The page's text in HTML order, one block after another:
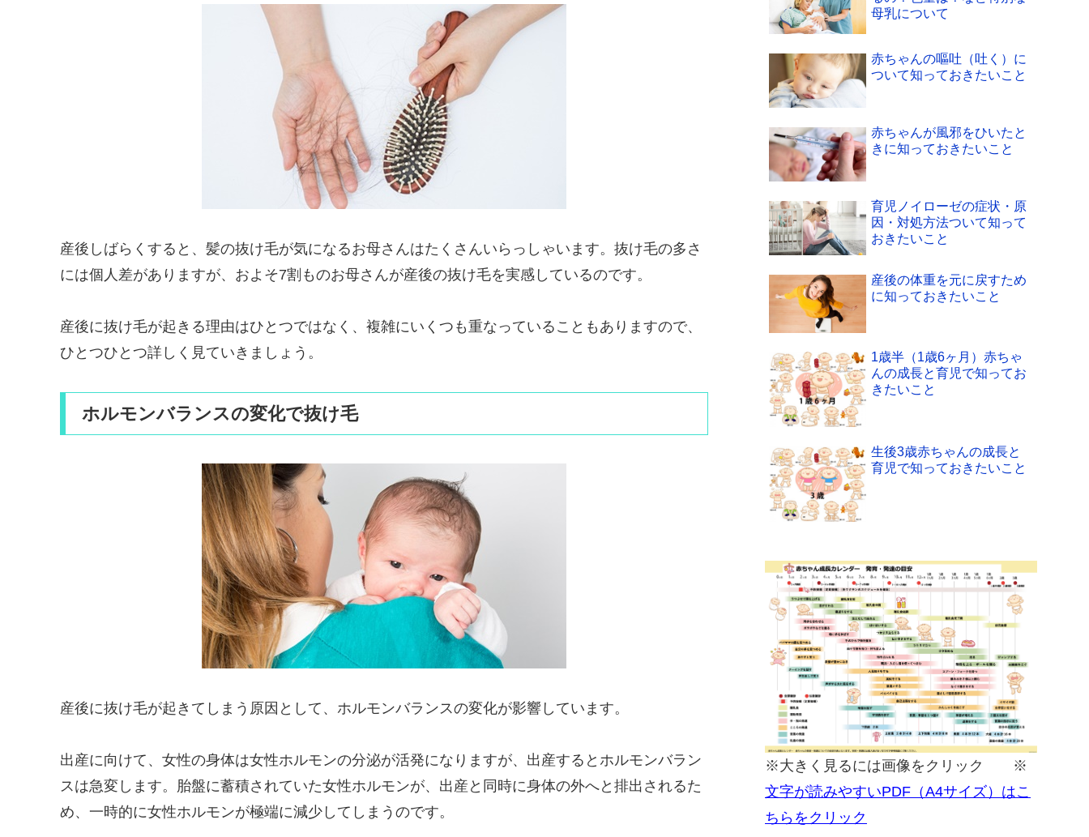
産後しばらくすると、髪の抜け毛が気になるお母さんはたくさんいらっしゃいます。抜け毛の多さ
には個人差がありますが、およそ7割ものお母さんが産後の抜け毛を実感しているのです。
産後に抜け毛が起きる理由はひとつではなく、複雑にいくつも重なっていることもありますので、
ひとつひとつ詳しく見ていきましょう。
ホルモンバランスの変化で抜け毛
産後に抜け毛が起きてしまう原因として、ホルモンバランスの変化が影響しています。
出産に向けて、女性の身体は女性ホルモンの分泌が活発になりますが、出産するとホルモンバラン
スは急変します。胎盤に蓄積されていた女性ホルモンが、出産と同時に身体の外へと排出されるた
め、一時的に女性ホルモンが極端に減少してしまうのです。
母乳について
赤ちゃんの嘔吐（吐く）に
ついて知っておきたいこと
赤ちゃんが風邪をひいたと
きに知っておきたいこと
育児ノイローゼの症状・原
因・対処方法ついて知って
おきたいこと
産後の体重を元に戻すため
に知っておきたいこと
1歳半（1歳6ヶ月）赤ちゃ
んの成長と育児で知ってお
きたいこと
生後3歳赤ちゃんの成長と
育児で知っておきたいこと
※大きく見るには画像をクリック ※
文字が読みやすいPDF（A4サイズ）はこ
ちらをクリック